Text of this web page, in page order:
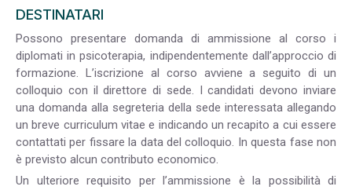
DESTINATARI
Possono presentare domanda di ammissione al corso i
diplomati in psicoterapia, indipendentemente dall’approccio di
formazione. L’iscrizione al corso avviene a seguito di un
colloquio con il direttore di sede. I candidati devono inviare
una domanda alla segreteria della sede interessata allegando
un breve curriculum vitae e indicando un recapito a cui essere
contattati per fissare la data del colloquio. In questa fase non
è previsto alcun contributo economico.
Un ulteriore requisito per l’ammissione è la possibilità di